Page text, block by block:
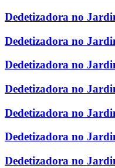
Dedetizadora no
Dedetizadora no
Dedetizadora no
Dedetizadora no
Dedetizadora no
Dedetizadora no
Dedetizadora no